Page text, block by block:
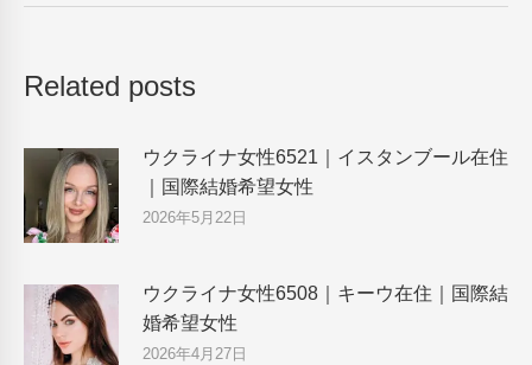
Related posts
ウクライナ女性6521｜イスタンブール在住
｜国際結婚希望女性
2026年5月22日
ウクライナ女性6508｜キーウ在住｜国際結
婚希望女性
2026年4月27日